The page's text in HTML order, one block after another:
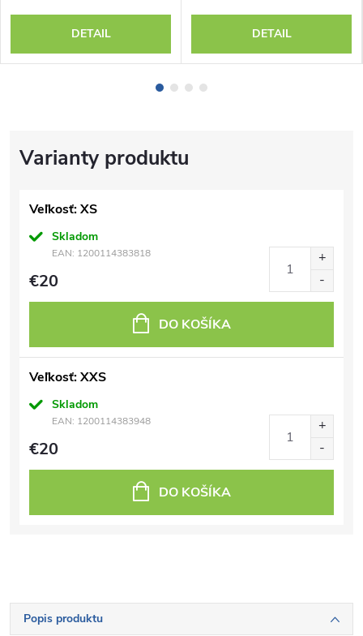
Veľkosť: XS
Skladom
EAN: 1200114383818
€20
DO KOŠÍKA
Veľkosť: XXS
Skladom
EAN: 1200114383948
€20
DO KOŠÍKA
Popis produktu
DETAIL DETAIL